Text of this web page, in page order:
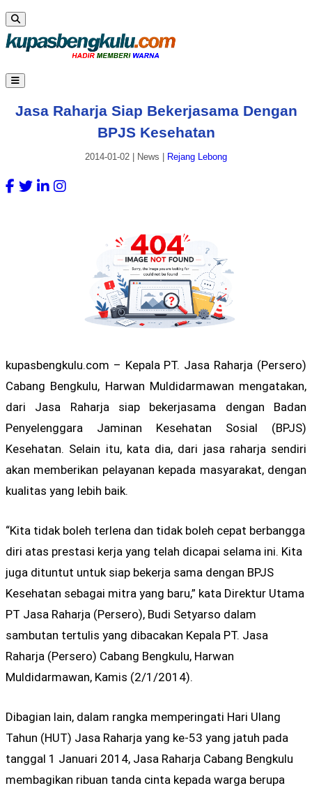
Jasa Raharja Siap Bekerjasama Dengan
BPJS Kesehatan
2014-01-02 News Rejang Lebong
kupasbengkulu.com – Kepala PT. Jasa Raharja (Persero)
Cabang Bengkulu, Harwan Muldidarmawan mengatakan,
dari Jasa Raharja siap bekerjasama dengan Badan
Penyelenggara Jaminan Kesehatan Sosial (BPJS)
Kesehatan. Selain itu, kata dia, dari jasa raharja sendiri
akan memberikan pelayanan kepada masyarakat, dengan
kualitas yang lebih baik.
“Kita tidak boleh terlena dan tidak boleh cepat berbangga
diri atas prestasi kerja yang telah dicapai selama ini. Kita
juga dituntut untuk siap bekerja sama dengan BPJS
Kesehatan sebagai mitra yang baru,” kata Direktur Utama
PT Jasa Raharja (Persero), Budi Setyarso dalam
sambutan tertulis yang dibacakan Kepala PT. Jasa
Raharja (Persero) Cabang Bengkulu, Harwan
Muldidarmawan, Kamis (2/1/2014).
Dibagian lain, dalam rangka memperingati Hari Ulang
Tahun (HUT) Jasa Raharja yang ke-53 yang jatuh pada
tanggal 1 Januari 2014, Jasa Raharja Cabang Bengkulu
membagikan ribuan tanda cinta kepada warga berupa